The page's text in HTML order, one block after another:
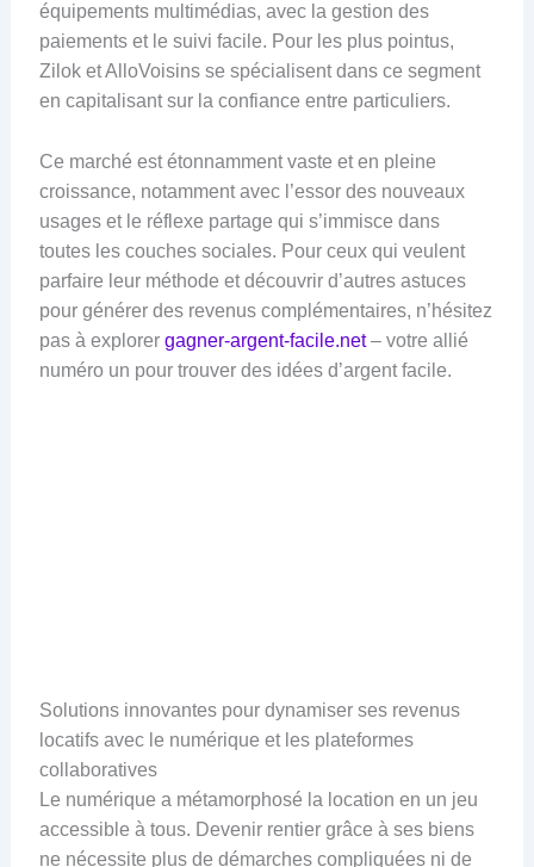
équipements multimédias, avec la gestion des
paiements et le suivi facile. Pour les plus pointus,
Zilok et AlloVoisins se spécialisent dans ce segment
en capitalisant sur la confiance entre particuliers.
Ce marché est étonnamment vaste et en pleine
croissance, notamment avec l’essor des nouveaux
usages et le réflexe partage qui s’immisce dans
toutes les couches sociales. Pour ceux qui veulent
parfaire leur méthode et découvrir d’autres astuces
pour générer des revenus complémentaires, n’hésitez
pas à explorer gagner-argent-facile.net– votre allié
numéro un pour trouver des idées d’argent facile.
Solutions innovantes pour dynamiser ses revenus
locatifs avec le numérique et les plateformes
collaboratives
Le numérique a métamorphosé la location en un jeu
accessible à tous. Devenir rentier grâce à ses biens
ne nécessite plus de démarches compliquées ni de